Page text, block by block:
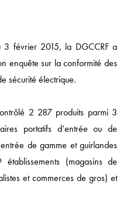
3 février 2015, la DGCCRF a
enquête sur la conformité des
sécurité électrique.
2 287 produits parmi 3
portatifs d’entrée ou de
de gamme et guirlandes
(magasins de
et commerces de gros) et